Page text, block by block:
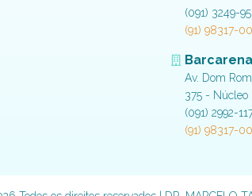
(091) 3249-
(91) 98317-
Barcarena
Av. Dom
375 - Núcleo
(091) 2992-
(91) 98317-